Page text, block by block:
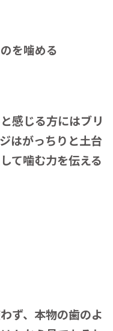
を噛める
感じる方にはブリ
はがっちりと土台
て噛む力を伝える
ず、本物の歯のよ